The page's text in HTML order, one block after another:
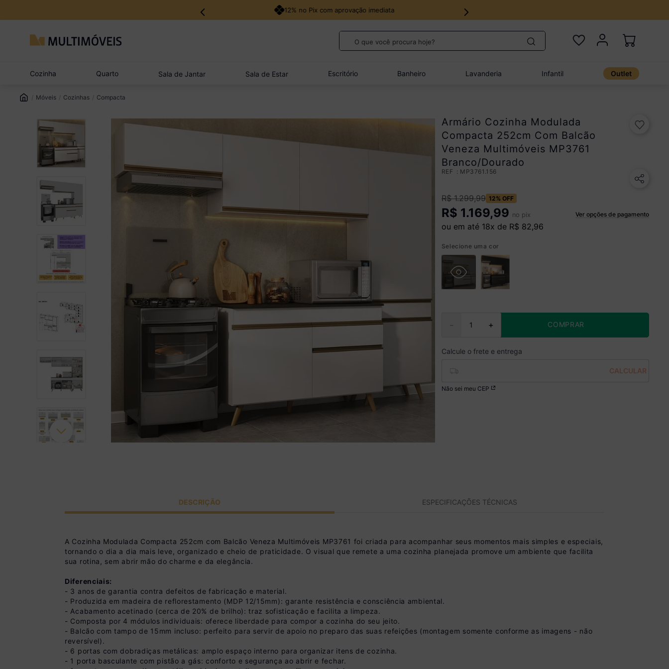
12% no Pix com aprovação imediata 18x no cartão de crédito
O que você procura hoje?
Cozinha Quarto Sala de Jantar Sala de Estar Escritório Banheiro Lavanderia Infantil Outlet
Móveis Cozinhas Compacta
Armário Cozinha Modulada
Compacta 252cm Com Balcão
Veneza Multimóveis MP3761
Branco/Dourado
: MP3761.156
R$ 1.299,99 12% OFF
R$ 1.169,99 no pix Ver opções de pagamento
ou em até 18x de R$ 82 ,96
Selecione uma cor
＋
－ COMPRAR
Não sei meu CEP
DESCRIÇÃO ESPECIFICAÇÕES TÉCNICAS
A Cozinha Modulada Compacta 252cm com Balcão Veneza Multimóveis MP3761 foi criada para acompanhar seus momentos mais simples e especiais,
tornando o dia a dia mais leve, organizado e cheio de praticidade. O visual que remete a uma cozinha planejada promove um ambiente que facilita
sua rotina, sem abrir mão do charme e da elegância.
Diferenciais:
- 3 anos de garantia contra defeitos de fabricação e material.
- Produzida em madeira de reflorestamento (MDP 12/15mm): garante resistência e consciência ambiental.
- Acabamento acetinado (cerca de 20% de brilho): traz sofisticação e facilita a limpeza.
- Composta por 4 módulos individuais: oferece liberdade para compor a cozinha do seu jeito.
- Balcão com tampo de 15mm incluso: perfeito para servir de apoio no preparo das suas refeições (montagem somente conforme as imagens - não
reversível).
- 6 portas com dobradiças metálicas: amplo espaço interno para organizar itens de cozinha.
- 1 porta basculante com pistão a gás: conforto e segurança ao abrir e fechar.
4º
quarto bebê completo
veneza